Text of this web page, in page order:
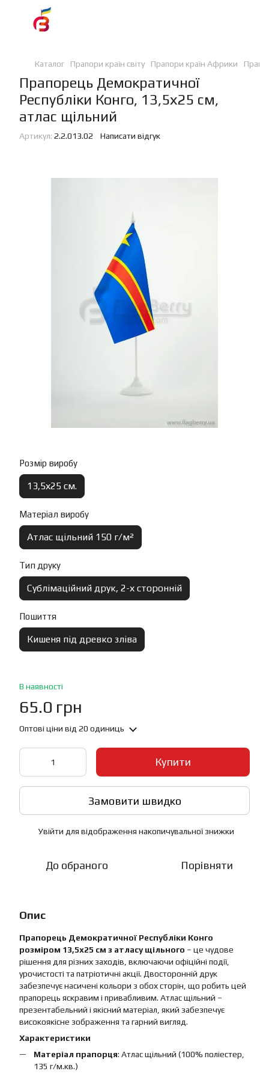
Каталог Прапори країн світу Прапори країн Африки
Прапорець Демократичної
Республіки Конго, 13,5х25 см,
атлас щільний
Артикул: 2.2.013.02 Написати відгук
Розмір виробу
13,5х25 см.
Матеріал виробу
Атлас щільний 150 г/м²
Тип друку
Сублімаційний друк, 2-х сторонній
Пошиття
Кишеня під древко зліва
В наявності
65.0 грн
Оптові ціни від 20 одиниць
Купити
Замовити швидко
Увійти для відображення накопичувальної знижки
До обраного Порівняти
Опис
Прапорець Демократичної Республіки Конго
розміром 13,5х25 см з атласу щільного – це чудове
рішення для різних заходів, включаючи офіційні події,
урочистості та патріотичні акції. Двосторонній друк
забезпечує насичені кольори з обох сторін, що робить цей
прапорець яскравим і привабливим. Атлас щільний –
презентабельний і якісний матеріал, який забезпечує
високоякісне зображення та гарний вигляд.
Характеристики
Матеріал прапорця: Атлас щільний (100% поліестер,
135 г/м.кв.)